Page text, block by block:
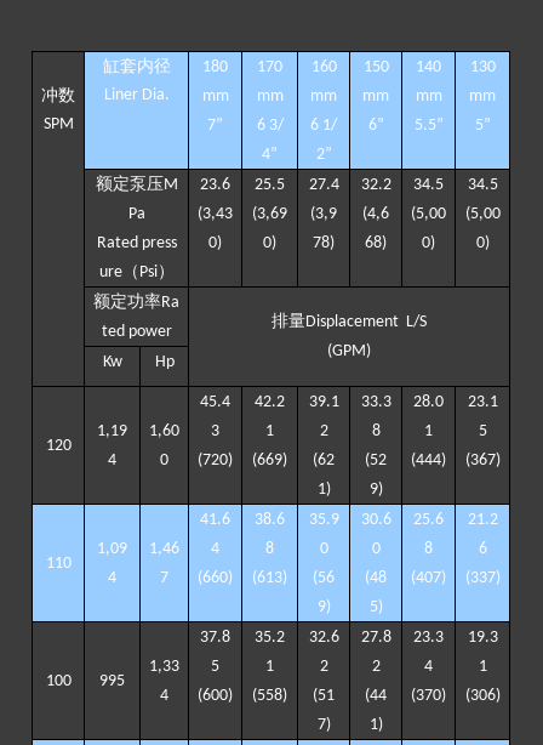
冲数
SPM
缸套内径
Liner Dia.
180
mm
7”
170
mm
6 3/
4”
160
mm
6 1/
2”
150
mm
6”
140
mm
5.5”
130
mm
5”
额定泵压M
Pa
Rated press
ure（ Psi）
23.6
(3,43
0)
25.5
(3,69
0)
27.4
(3,9
78)
32.2
(4,6
68)
34.5
(5,00
0)
34.5
(5,00
0)
额定功率Ra
ted power
排量Displacement L/S
(GPM)
Kw Hp
120
1,19
4
1,60
0
45.4
3
(720)
42.2
1
(669)
39.1
2
(62
1)
33.3
8
(52
9)
28.0
1
(444)
23.1
5
(367)
110
1,09
4
1,46
7
41.6
4
(660)
38.6
8
(613)
35.9
0
(56
9)
30.6
0
(48
5)
25.6
8
(407)
21.2
6
(337)
100 995
1,33
4
37.8
5
(600)
35.2
1
(558)
32.6
2
(51
7)
27.8
2
(44
1)
23.3
4
(370)
19.3
1
(306)